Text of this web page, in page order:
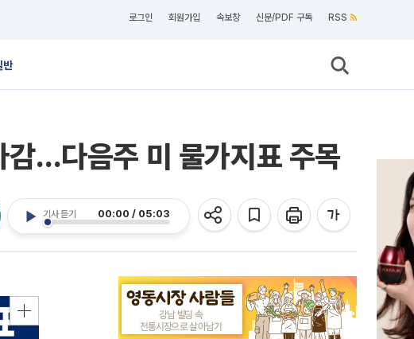
로그인 회원가입 속보창 신문/PDF 구독 RSS
반
…다음주 미 물가지표 주목
기사 듣기 00:00 / 05:03